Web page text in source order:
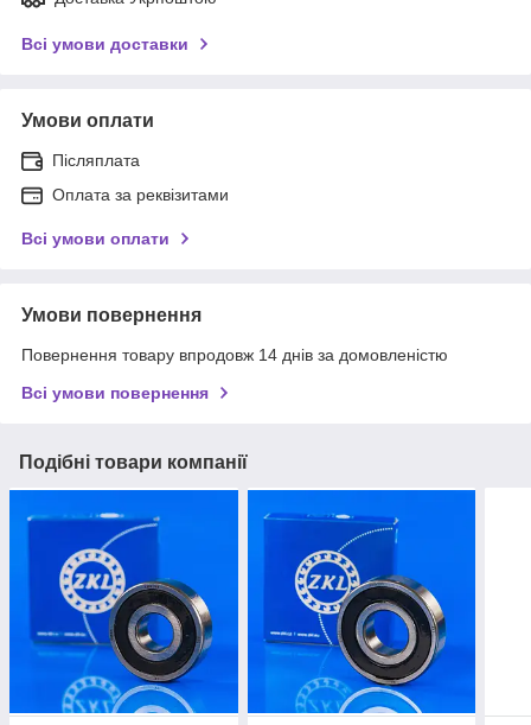
Всі умови доставки
Умови оплати
Післяплата
Оплата за реквізитами
Всі умови оплати
Умови повернення
Повернення товару впродовж 14 днів за домовленістю
Всі умови повернення
Подібні товари компанії